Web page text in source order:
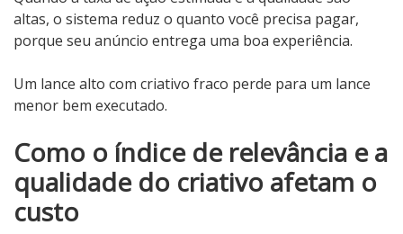
altas, o sistema reduz o quanto você precisa pagar,
porque seu anúncio entrega uma boa experiência.
Um lance alto com criativo fraco perde para um lance
menor bem executado.
Como o índice de relevância e a
qualidade do criativo afetam o
custo